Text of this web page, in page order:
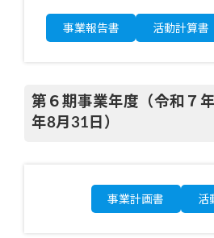
事業報告書 活動計算書
第６期事業年度（令和７
年8月31日）
事業計画書 活